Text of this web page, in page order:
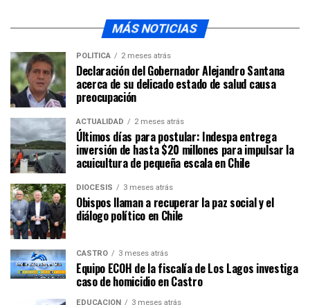
MÁS NOTICIAS
POLÍTICA 2 meses atrás
Declaración del Gobernador Alejandro Santana
acerca de su delicado estado de salud causa
preocupación
ACTUALIDAD 2 meses atrás
Últimos días para postular: Indespa entrega
inversión de hasta $20 millones para impulsar la
acuicultura de pequeña escala en Chile
DIÓCESIS 3 meses atrás
Obispos llaman a recuperar la paz social y el
diálogo político en Chile
CASTRO 3 meses atrás
Equipo ECOH de la fiscalía de Los Lagos investiga
caso de homicidio en Castro
EDUCACIÓN 3 meses atrás